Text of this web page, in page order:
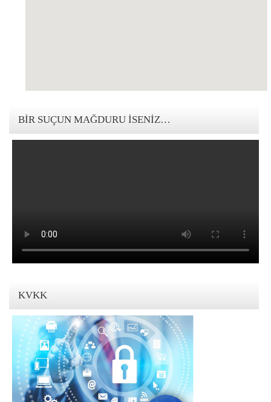
BIR SUÇUN MAĞDURU İSENIZ…
KVKK